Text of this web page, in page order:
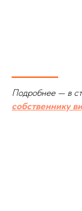
Подробнее — в
собственнику